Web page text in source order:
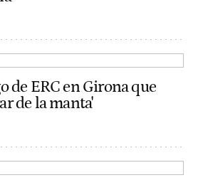
de ERC en Girona que
de la manta'